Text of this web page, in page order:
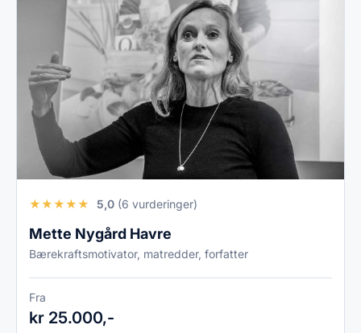
★★★★★ 5,0 (6 vurderinger)
Mette Nygård Havre
Bærekraftsmotivator, matredder, forfatter
Fra
kr 25.000,-